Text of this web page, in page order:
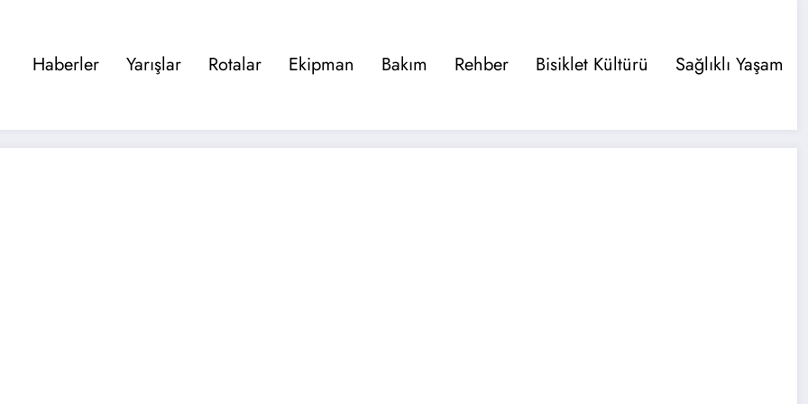
Haberler Yarışlar Rotalar Ekipman Bakım Rehber Bisiklet Kültürü Sağlıklı Yaşam